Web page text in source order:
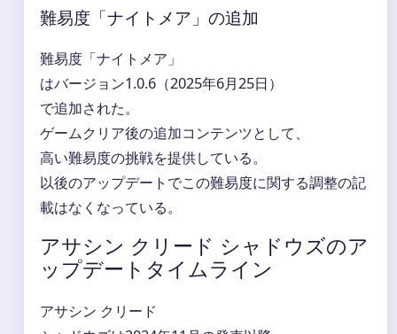
難易度「ナイトメア」の追加
難易度「ナイトメア」
はバージョン1.0.6（2025年6月25日）
で追加された。
ゲームクリア後の追加コンテンツとして、
高い難易度の挑戦を提供している。
以後のアップデートでこの難易度に関する調整の記
載はなくなっている。
アサシン クリード シャドウズのア
ップデートタイムライン
アサシン クリード